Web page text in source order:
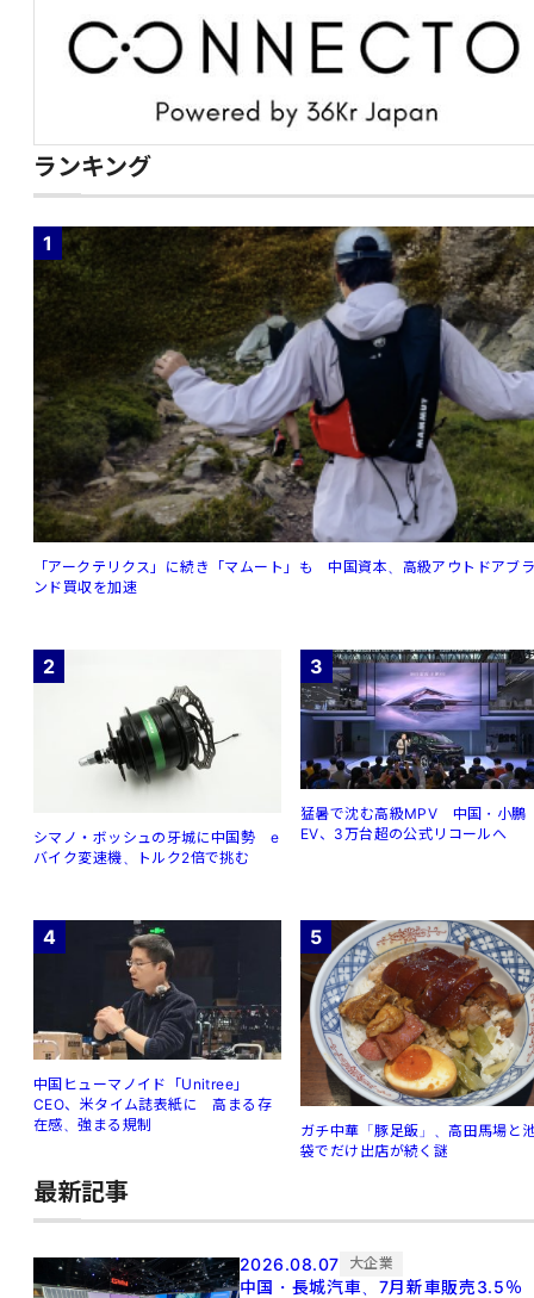
ランキング
1
「アークテリクス」に続き「マムート」も 中国資本、高級アウトドアブ
ンド買収を加速
2
シマノ・ボッシュの牙城に中国勢 e
バイク変速機、トルク2倍で挑む
3
猛暑で沈む高級MPV 中国・小鵬
EV、3万台超の公式リコールへ
4
中国ヒューマノイド「Unitree」
CEO、米タイム誌表紙に 高まる存
在感、強まる規制
5
ガチ中華「豚足飯」、高田馬場と
袋でだけ出店が続く謎
最新記事
2026.08.07 大企業
中国・長城汽車、7月新車販売3.5％